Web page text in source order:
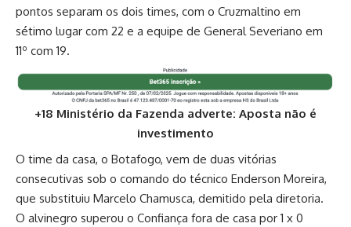
pontos separam os dois times, com o Cruzmaltino em
sétimo lugar com 22 e a equipe de General Severiano em
11º com 19.
+18 Ministério da Fazenda adverte: Aposta não é
investimento
O time da casa, o Botafogo, vem de duas vitórias
consecutivas sob o comando do técnico Enderson Moreira,
que substituiu Marcelo Chamusca, demitido pela diretoria.
O alvinegro superou o Confiança fora de casa por 1 x 0